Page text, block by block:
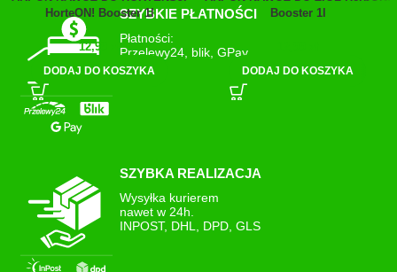
HorteON! Booster 1l
12,99
DODAJ DO KOSZYKA
Booster 1l
DODAJ DO KOSZYKA
SZYBKIE PŁATNOŚCI
Płatności:
Przelewy24, blik, GPay
SZYBKA REALIZACJA
Wysyłka kurierem
nawet w 24h.
INPOST, DHL, DPD, GLS